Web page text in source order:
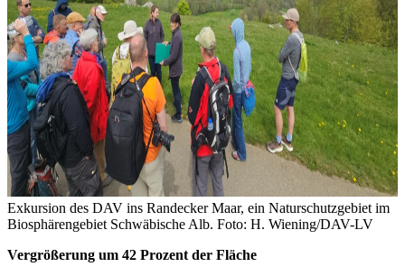
Exkursion des DAV ins Randecker Maar, ein Naturschutzgebiet im
Biosphärengebiet Schwäbische Alb. Foto: H. Wiening/DAV-LV
Vergrößerung um 42 Prozent der Fläche